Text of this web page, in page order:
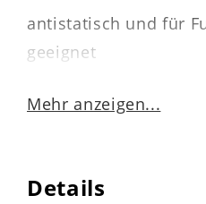
antistatisch und für
geeignet
pflegeleicht – einfach
Mehr anzeigen...
Details